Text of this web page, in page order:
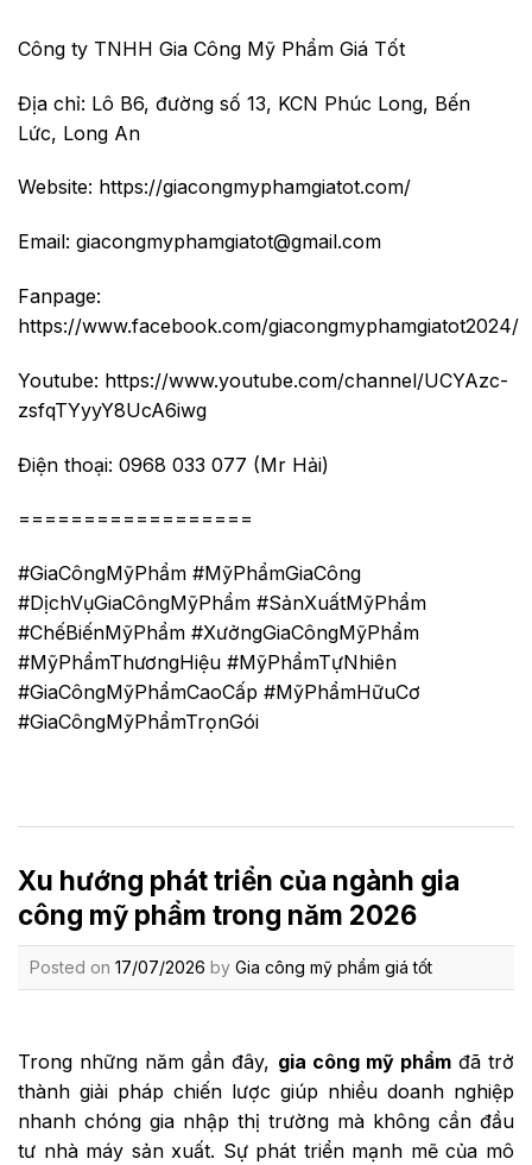
Công ty TNHH Gia Công Mỹ Phẩm Giá Tốt
Địa chỉ: Lô B6, đường số 13, KCN Phúc Long, Bến
Lức, Long An
Website: https://giacongmyphamgiatot.com/
Email: giacongmyphamgiatot@gmail.com
Fanpage:
https://www.facebook.com/giacongmyphamgiatot2024/
Youtube: https://www.youtube.com/channel/UCYAzc-
zsfqTYyyY8UcA6iwg
Điện thoại: 0968 033 077 (Mr Hải)
==================
#GiaCôngMỹPhẩm #MỹPhẩmGiaCông
#DịchVụGiaCôngMỹPhẩm #SảnXuấtMỹPhẩm
#ChếBiếnMỹPhẩm #XưởngGiaCôngMỹPhẩm
#MỹPhẩmThươngHiệu #MỹPhẩmTựNhiên
#GiaCôngMỹPhẩmCaoCấp #MỹPhẩmHữuCơ
#GiaCôngMỹPhẩmTrọnGói
Xu hướng phát triển của ngành gia
công mỹ phẩm trong năm 2026
Posted on 17/07/2026 by Gia công mỹ phẩm giá tốt
Trong những năm gần đây, gia công mỹ phẩmđã trở
thành giải pháp chiến lược giúp nhiều doanh nghiệp
nhanh chóng gia nhập thị trường mà không cần đầu
tư nhà máy sản xuất. Sự phát triển mạnh mẽ của mô